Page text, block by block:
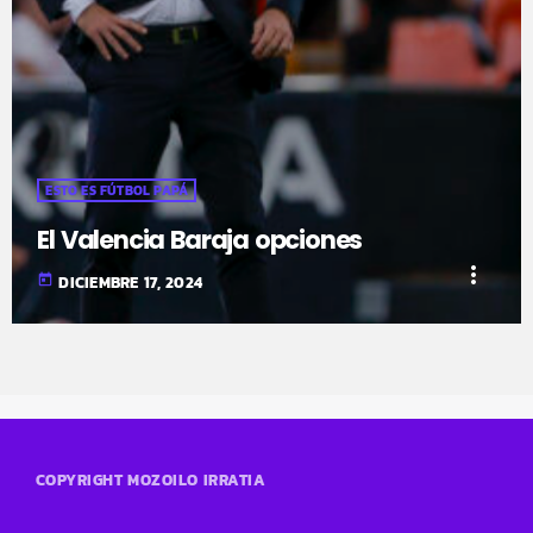
ESTO ES FÚTBOL PAPÁ
El Valencia Baraja opciones
today DICIEMBRE 17, 2024 more_vert
COPYRIGHT MOZOILO IRRATIA